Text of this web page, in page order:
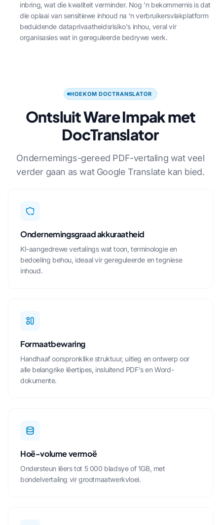
inbring, wat die kwaliteit verminder. Nog 'n bekommernis is dat
die oplaai van sensitiewe inhoud na 'n verbruikersvlakplatform
beduidende dataprivaatheidsrisiko's inhou, veral vir
organisasies wat in gereguleerde bedrywe werk.
HOEKOM DOCTRANSLATOR
Ontsluit Ware Impak met
DocTranslator
Ondernemings-gereed PDF-vertaling wat veel
verder gaan as wat Google Translate kan bied.
Ondernemingsgraad akkuraatheid
KI-aangedrewe vertalings wat toon, terminologie en
bedoeling behou, ideaal vir gereguleerde en tegniese
inhoud.
Formaatbewaring
Handhaaf oorspronklike struktuur, uitleg en ontwerp oor
alle belangrike lêertipes, insluitend PDF's en Word-
dokumente.
Hoë-volume vermoë
Ondersteun lêers tot 5 000 bladsye of 1GB, met
bondelvertaling vir grootmaatwerkvloei.